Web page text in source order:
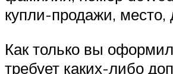
купли-продажи, место,
Как только вы
требует каких-либо